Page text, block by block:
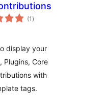
(1 total
ratings
)
display your
Plugins, Core
with
tags.